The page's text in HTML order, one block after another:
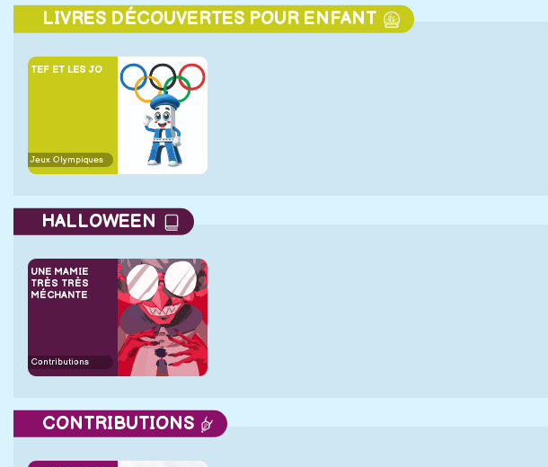
LIVRES DÉCOUVERTES POUR ENFANT
TEF ET LES JO
Jeux Olympiques
HALLOWEEN
UNE MAMIE
TRÈS TRÈS
MÉCHANTE
Contributions
CONTRIBUTIONS